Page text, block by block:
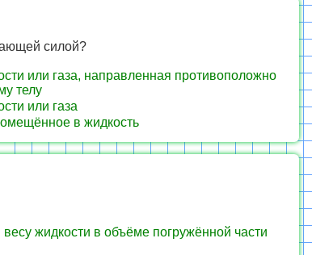
силой?
или газа, направленная противоположно
телу
или газа
в жидкость
жидкости в объёме погружённой части